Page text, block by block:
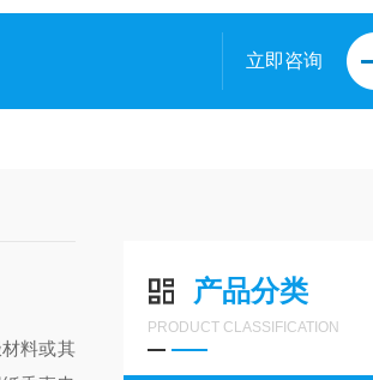
立即咨询
产品分类
PRODUCT CLASSIFICATION
料或其